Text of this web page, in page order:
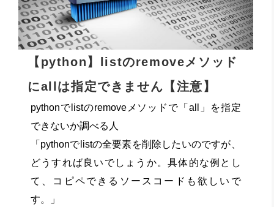
【python】listのremoveメソッド
にallは指定できません【注意】
pythonでlistのremoveメソッドで「all」を指定
できないか調べる人
「pythonでlistの全要素を削除したいのですが、
どうすれば良いでしょうか。具体的な例とし
て、コピペできるソースコードも欲しいで
す。」